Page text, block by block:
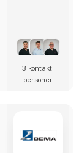
3 kontakt­
personer